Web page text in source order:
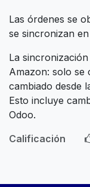
Las órdenes se
se sincronizan
La
Amazon: solo se
cambiado desde
Esto incluye
Odoo.
Calificación